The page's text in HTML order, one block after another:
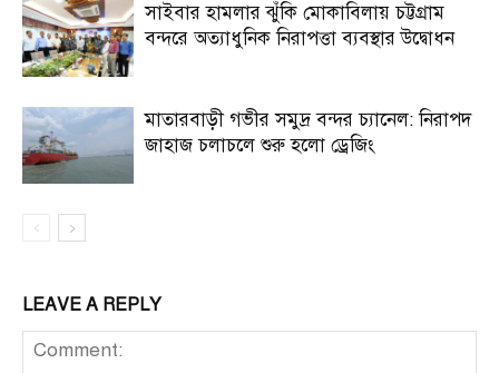
সাইবার হামলার ঝুঁকি মোকাবিলায় চট্টগ্রাম
বন্দরে অত্যাধুনিক নিরাপত্তা ব্যবস্থার উদ্বোধন
মাতারবাড়ী গভীর সমুদ্র বন্দর চ্যানেল: নিরাপদ
জাহাজ চলাচলে শুরু হলো ড্রেজিং
LEAVE A REPLY